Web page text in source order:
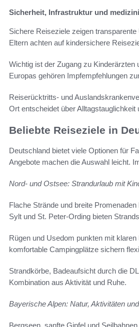
Sicherheit, Infrastruktur und
Sichere Reiseziele zeigen
Eltern achten auf kindersichere
Wichtig ist der Zugang zu
Europas gehören Impfempfehlungen
Reiserücktritts- und
Ort entscheidet über Alltagstauglichkeit
Beliebte Reiseziele in
Deutschland bietet viele Optionen für
Angebote machen die Auswahl leicht.
Nord- und Ostsee: Strandurlaub mit
Flache Strände und breite
Sylt und St. Peter-Ording bieten
Rügen und Usedom punkten mit
komfortable Campingplätze sichern
Strandkörbe, Badeaufsicht durch die
Kombination aus Aktivität und Ruhe.
Bayerische Alpen: Natur, Aktivitäten
Bergseen, sanfte Gipfel und